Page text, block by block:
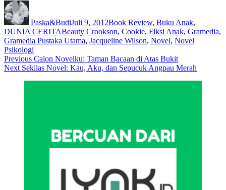
Paska&BudiJuli 9, 2012Book Review, Buku Anak,
DUNIA CERITATags
Beauty Crookson, Cookie, Fiksi Anak, Gramedia,
Gramedia Pustaka Utama, Jacqueline Wilson, Novel, Novel
Psikologi
Navigasi
pos
Previous Previous
post:
Calon Novelku: Taman Bacaan di Atas Bukit
Next Next
Sekilas Novel: Kau, Aku, dan Sepucuk Angpau Merah